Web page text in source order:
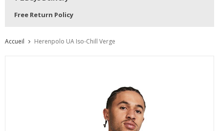
Free Return Policy
Accueil Herenpolo UA Iso-Chill Verge